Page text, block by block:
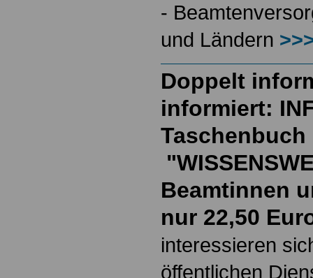
-
und Ländern
Doppelt
informiert:
Taschenbuch
Beamtinnen
nur 22,50
interessieren
öffentlichen